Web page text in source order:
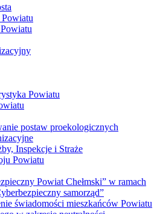
Powiatu
Powiatu
postaw proekologicznych
Inspekcje i Straże
Powiatu
Powiat Chełmski” w ramach
samorząd”
świadomości mieszkańców Powiatu